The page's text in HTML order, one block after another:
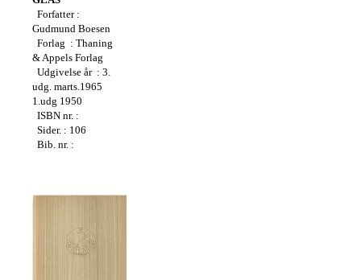
Forfatter :
Gudmund Boesen
Forlag : Thaning
& Appels Forlag
Udgivelse år : 3.
udg. marts.1965
1.udg 1950
ISBN nr. :
Sider. : 106
Bib. nr. :